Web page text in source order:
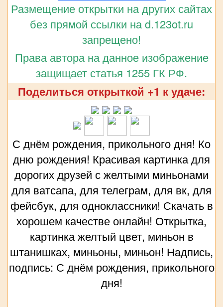
Размещение открытки на других сайтах
без прямой ссылки на d.123ot.ru
запрещено!
Права автора на данное изображение
защищает статья 1255 ГК РФ.
Поделиться открыткой +1 к удаче:
С днём рождения, прикольного дня! Ко
дню рождения! Красивая картинка для
дорогих друзей с желтыми миньонами
для ватсапа, для телеграм, для вк, для
фейсбук, для одноклассники! Скачать в
хорошем качестве онлайн! Открытка,
картинка желтый цвет, миньон в
штанишках, миньоны, миньон! Надпись,
подпись: С днём рождения, прикольного
дня!